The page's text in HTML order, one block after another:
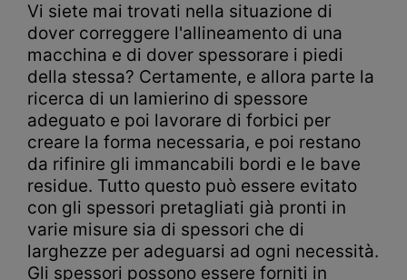
Vi siete mai trovati nella situazione di
dover correggere l'allineamento di una
macchina e di dover spessorare i piedi
della stessa? Certamente, e allora parte la
ricerca di un lamierino di spessore
adeguato e poi lavorare di forbici per
creare la forma necessaria, e poi restano
da rifinire gli immancabili bordi e le bave
residue. Tutto questo può essere evitato
con gli spessori pretagliati già pronti in
varie misure sia di spessori che di
larghezze per adeguarsi ad ogni necessità.
Gli spessori possono essere forniti in